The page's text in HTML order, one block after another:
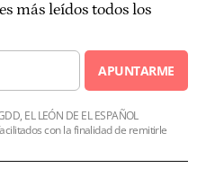
más leídos todos los
APUNTARME
EL LEÓN DE EL ESPAÑOL
con la finalidad de remitirle